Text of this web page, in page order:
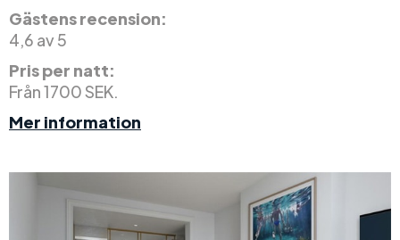
Gästens recension:
4,6 av 5
Pris per natt:
Från 1700 SEK.
Mer information